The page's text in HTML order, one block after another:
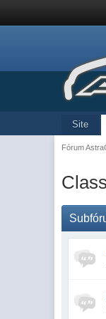
Site
Fórum